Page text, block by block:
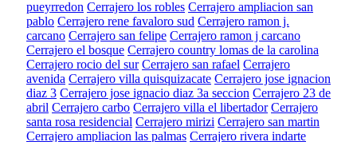
pueyrredon Cerrajero los robles Cerrajero ampliacion san
pablo Cerrajero rene favaloro sud Cerrajero ramon j.
carcano Cerrajero san felipe Cerrajero ramon j carcano
Cerrajero el bosque Cerrajero country lomas de la carolina
Cerrajero rocio del sur Cerrajero san rafael Cerrajero
avenida Cerrajero villa quisquizacate Cerrajero jose ignacion
diaz 3 Cerrajero jose ignacio diaz 3a seccion Cerrajero 23 de
abril Cerrajero carbo Cerrajero villa el libertador Cerrajero
santa rosa residencial Cerrajero mirizi Cerrajero san martin
Cerrajero ampliacion las palmas Cerrajero rivera indarte